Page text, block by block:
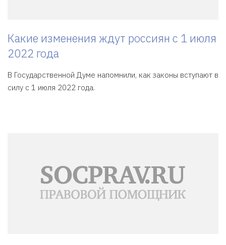
Какие изменения ждут россиян с 1 июля
2022 года
В Государственной Думе напомнили, как законы вступают в
силу с 1 июля 2022 года.